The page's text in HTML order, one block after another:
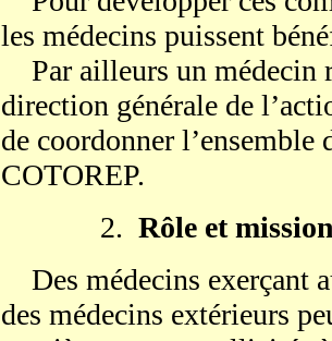
les médecins puissent
Par ailleurs un médecin
direction générale de
de coordonner l’ensemble
COTOREP.
2. Rôle et
Des médecins exerçant
des médecins extérieurs